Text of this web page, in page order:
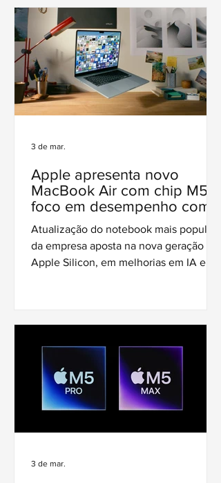
Apple apresenta novo
MacBook Air com chip M5 e
foco em desempenho com
eficiência
Atualização do notebook mais popular
da empresa aposta na nova geração do
Apple Silicon, em melhorias em IA e na
3 de mar.
3 de mar.